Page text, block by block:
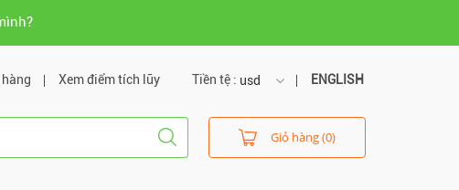
Tiền tệ : usd
usd
vnd
ENGLISH
Xem điểm tích lũy
Giỏ hàng (0)